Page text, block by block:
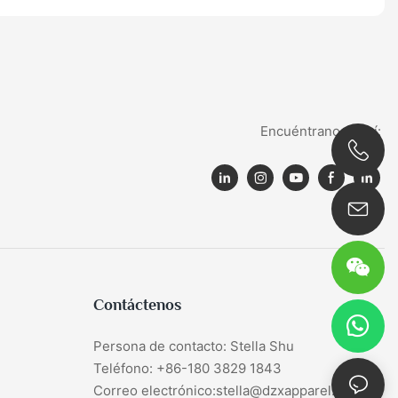
Encuéntranos aquí:
Contáctenos
Persona de contacto: Stella Shu
Teléfono: +86-180 3829 1843
Correo electrónico:stella@dzxapparel.com